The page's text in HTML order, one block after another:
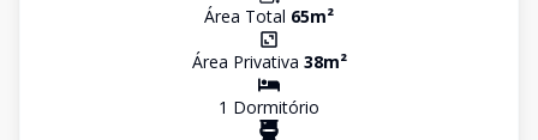
Área Total 65m²
Área Privativa 38m²
1 Dormitório